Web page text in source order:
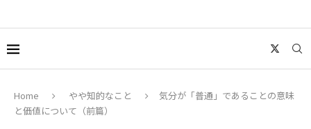
Home やや知的なこと
気分が「普通」であることの意味
と価値について（前篇）